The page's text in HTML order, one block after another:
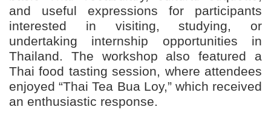
and useful expressions for participants
interested in visiting, studying, or
undertaking internship opportunities in
Thailand. The workshop also featured a
Thai food tasting session, where attendees
enjoyed “Thai Tea Bua Loy,” which received
an enthusiastic response.